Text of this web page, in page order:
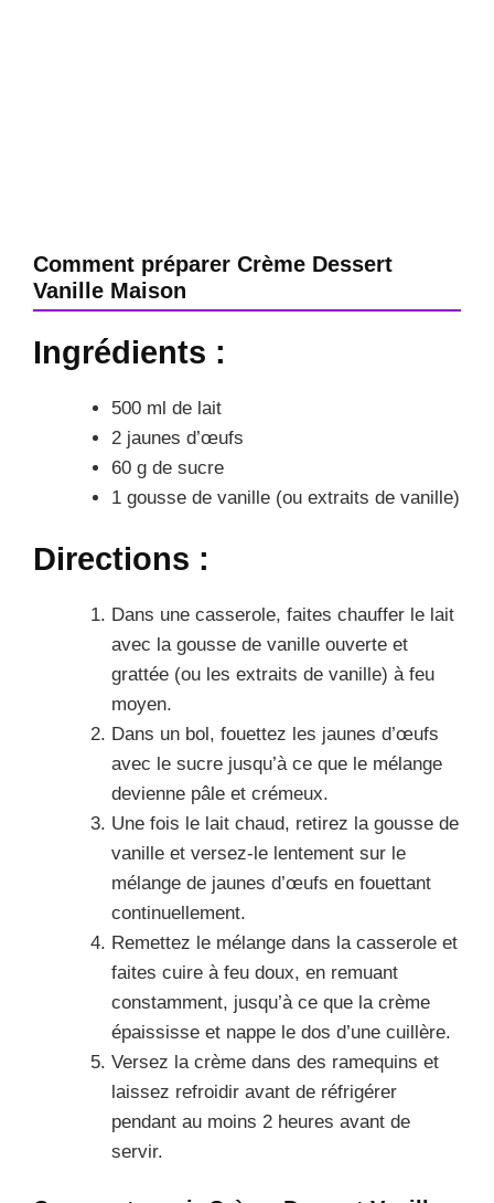
Comment préparer Crème Dessert
Vanille Maison
Ingrédients :
500 ml de lait
2 jaunes d’œufs
60 g de sucre
1 gousse de vanille (ou extraits de vanille)
Directions :
Dans une casserole, faites chauffer le lait
avec la gousse de vanille ouverte et
grattée (ou les extraits de vanille) à feu
moyen.
Dans un bol, fouettez les jaunes d’œufs
avec le sucre jusqu’à ce que le mélange
devienne pâle et crémeux.
Une fois le lait chaud, retirez la gousse de
vanille et versez-le lentement sur le
mélange de jaunes d’œufs en fouettant
continuellement.
Remettez le mélange dans la casserole et
faites cuire à feu doux, en remuant
constamment, jusqu’à ce que la crème
épaississe et nappe le dos d’une cuillère.
Versez la crème dans des ramequins et
laissez refroidir avant de réfrigérer
pendant au moins 2 heures avant de
servir.